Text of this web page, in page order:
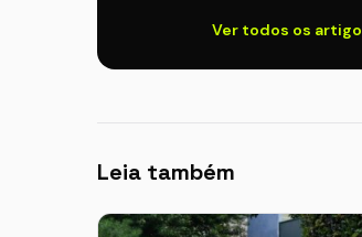
Ver todos os
Leia também